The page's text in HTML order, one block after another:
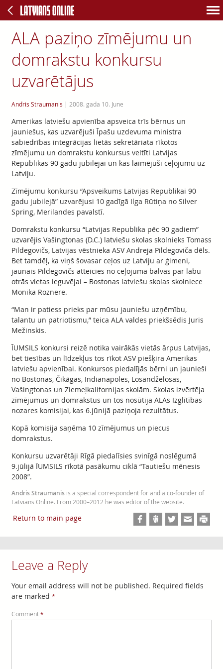
ALA paziņo zīmējumu un
domrakstu konkursu
uzvarētājus
Andris Straumanis | 2008. gada 10. June
Amerikas latviešu apvienība apsveica trīs bērnus un
jauniešus, kas uzvarējuši Īpašu uzdevuma ministra
sabiedrības integrācijas lietās sekretāriata rīkotos
zīmējumu un domrakstu konkursus veltīti Latvijas
Republikas 90 gadu jubilejai un kas laimējuši ceļojumu uz
Latviju.
Zīmējumu konkursu “Apsveikums Latvijas Republikai 90
gadu jubilejā” uzvarējusi 10 gadīgā Ilga Rūtiņa no Silver
Spring, Merilandes pavalstī.
Domrakstu konkursu “Latvijas Republika pēc 90 gadiem”
uzvarējis Vašingtonas (D.C.) latviešu skolas skolnieks Tomass
Pildegovičs, Latvijas vēstnieka ASV Andreja Pildegoviča dēls.
Bet tamdēļ, ka viņš šovasar ceļos uz Latviju ar ģimeni,
jaunais Pildegovičs atteicies no ceļojuma balvas par labu
otrās vietas ieguvējai – Bostonas latviešu skolas skolniece
Monika Roznere.
“Man ir patiess prieks par mūsu jauniešu uzņēmību,
talantu un patriotismu,” teica ALA valdes priekšsēdis Juris
Mežinskis.
ĪUMSILS konkursi reizē notika vairākās vietās ārpus Latvijas,
bet tiesības un līdzekļus tos rīkot ASV piešķira Amerikas
latviešu apvienībai. Konkursos piedalījās bērni un jaunieši
no Bostonas, Čikāgas, Indianapoles, Losandželosas,
Vašingtonas un Ziemeļkalifornijas skolām. Skolas izvērtēja
zīmējumus un domrakstus un tos nosūtija ALAs Izglītības
nozares komisijai, kas 6.jūnijā paziņoja rezultātus.
Kopā komisija saņēma 10 zīmējumus un piecus
domrakstus.
Konkursu uzvarētāji Rīgā piedalīsies svinīgā noslēgumā
9.jūlijā ĪUMSILS rīkotā pasākumu ciklā “Tautiešu mēnesis
2008”.
Andris Straumanisis a special correspondent for and a co-founder of
Latvians Online. From 2000–2012 he was editor of the website.
Return to main page
Leave a Reply
Your email address will not be published. Required fields
are marked *
Comment *